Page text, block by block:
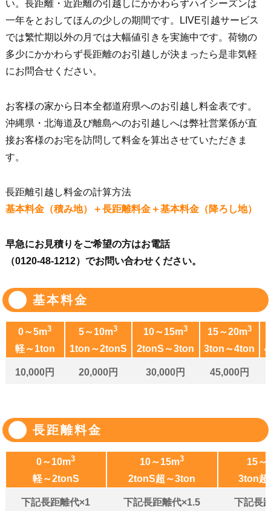
い。長距離・近距離の引越しにかかわらずハイシーズンは
一年をとおしてほんの少しの期間です。LIVE引越サービス
では繁忙期以外の月では大幅値引きを実施中です。荷物の
多少にかかわらず長距離のお引越しが決まったら是非気軽
にお問合せください。
お客様の家から日本全都道府県へのお引越し料金表です。
沖縄県・北海道及び離島へのお引越しへは弊社営業係が直
接お客様のお宅を訪問して料金を算出させていただきま
す。
長距離引越し料金の計算方法
基本料金（積み地）＋長距離料金＋基本料金（降ろし地）
早急にお見積りをご希望の方はお電話
（0120-48-1212）でお問い合わせください。
基本料金
0～5m3
軽～1ton
5～10m3
1ton～2tonS
10～15m3
2tonS～3ton
15～20m3
3ton～4ton
10,000円 20,000円 30,000円 45,000円
長距離料金
0～10m3
軽～2tonS
10～15m3
2tonS超～3ton
15～
3ton
下記長距離代×1 下記長距離代×1.5 下記長